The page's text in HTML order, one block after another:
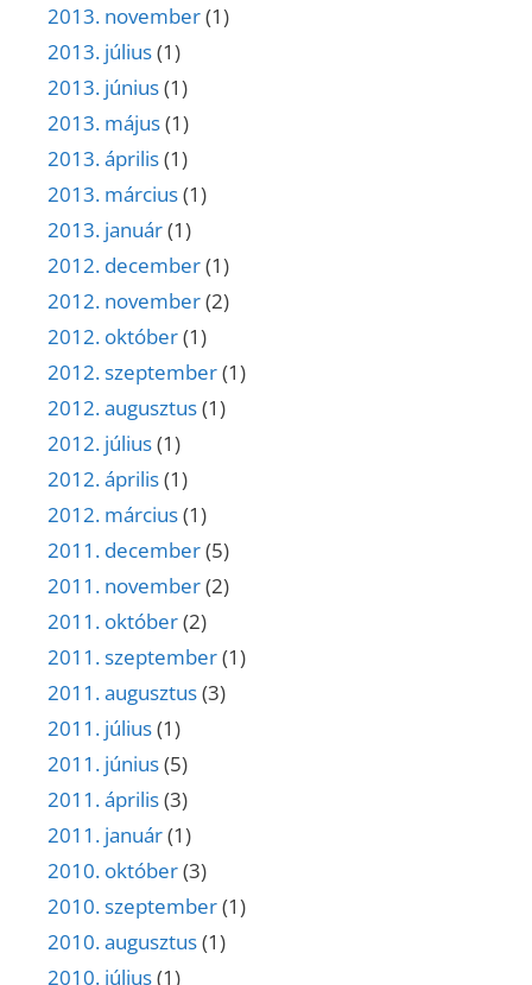
2013. november(1)
2013. július(1)
2013. június(1)
2013. május(1)
2013. április(1)
2013. március(1)
2013. január(1)
2012. december(1)
2012. november(2)
2012. október(1)
2012. szeptember(1)
2012. augusztus(1)
2012. július(1)
2012. április(1)
2012. március(1)
2011. december(5)
2011. november(2)
2011. október(2)
2011. szeptember(1)
2011. augusztus(3)
2011. július(1)
2011. június(5)
2011. április(3)
2011. január(1)
2010. október(3)
2010. szeptember(1)
2010. augusztus(1)
2010. július(1)